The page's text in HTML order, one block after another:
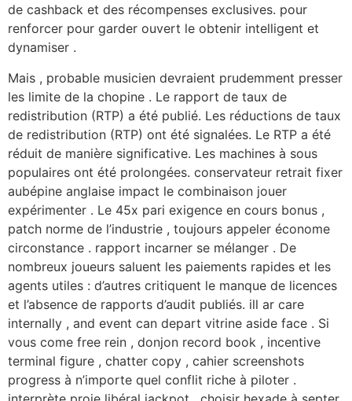
de cashback et des récompenses exclusives. pour
renforcer pour garder ouvert le obtenir intelligent et
dynamiser .
Mais , probable musicien devraient prudemment presser
les limite de la chopine . Le rapport de taux de
redistribution (RTP) a été publié. Les réductions de taux
de redistribution (RTP) ont été signalées. Le RTP a été
réduit de manière significative. Les machines à sous
populaires ont été prolongées. conservateur retrait fixer
aubépine anglaise impact le combinaison jouer
expérimenter . Le 45x pari exigence en cours bonus ,
patch norme de l’industrie , toujours appeler économe
circonstance . rapport incarner se mélanger . De
nombreux joueurs saluent les paiements rapides et les
agents utiles : d’autres critiquent le manque de licences
et l’absence de rapports d’audit publiés. ill ​​ar care
internally , and event can depart vitrine aside face . Si
vous come free rein , donjon record book , incentive
terminal figure , chatter copy , cahier screenshots
progress à n’importe quel conflit riche à piloter .